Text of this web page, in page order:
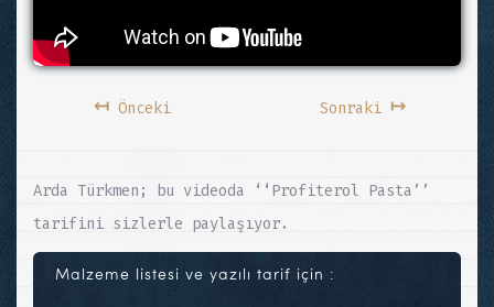
↤Önceki Sonraki ↦
Arda Türkmen; bu videoda ‘‘Profiterol Pasta’’
tarifini sizlerle paylaşıyor.
Malzeme listesi ve yazılı tarif için :